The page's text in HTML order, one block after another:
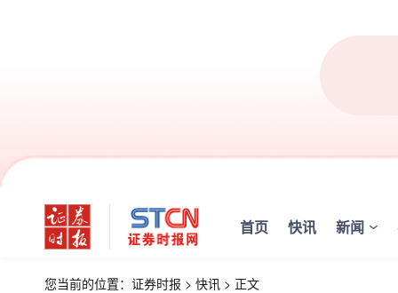
首页 快讯 新闻
您当前的位置： 证券时报 > 快讯 > 正文